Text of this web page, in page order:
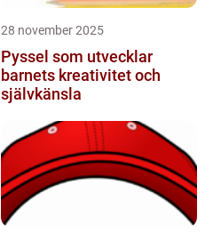
28 november 2025
Pyssel som utvecklar
barnets kreativitet och
självkänsla